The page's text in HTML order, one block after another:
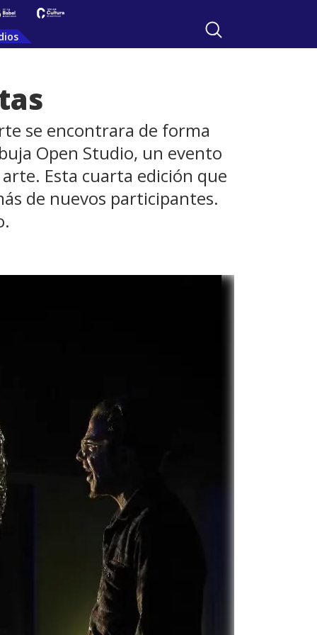
se encontrara de forma
Open Studio, un evento
Esta cuarta edición que
de nuevos participantes.